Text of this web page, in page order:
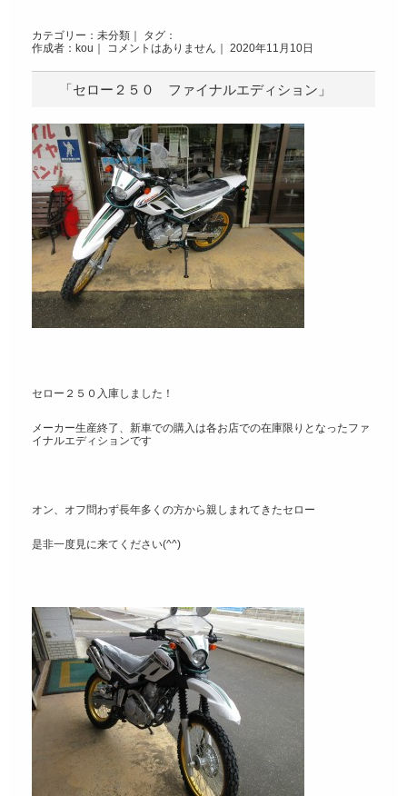
カテゴリー： 未分類 ｜ タグ：
作成者：kou｜ コメントはありません ｜ 2020年11月10日
「セロー２５０ ファイナルエディション」
セロー２５０入庫しました！
メーカー生産終了、新車での購入は各お店での在庫限りとなったファ
イナルエディションです
オン、オフ問わず長年多くの方から親しまれてきたセロー
是非一度見に来てください(^^)